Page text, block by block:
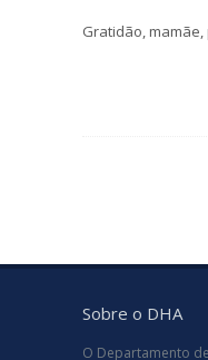
Gratidão,
Sobre o DHA
O Departamento